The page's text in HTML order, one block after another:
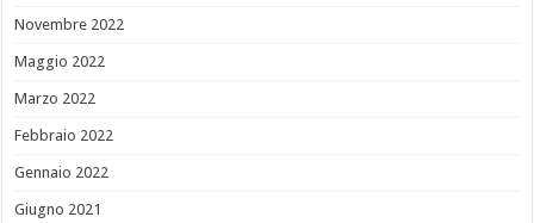
Novembre 2022
Maggio 2022
Marzo 2022
Febbraio 2022
Gennaio 2022
Giugno 2021